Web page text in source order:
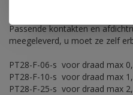
Passende kontakten en
meegeleverd, u moet ze zelf
PT28-F-06-s voor draad max
PT28-F-10-s voor draad max
PT28-F-25-s voor draad max